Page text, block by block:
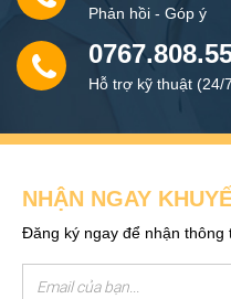
Phản hồi - Góp ý
Hỗ trợ kỹ thuật (24/
NHẬN NGAY
Đăng ký ngay để nhận